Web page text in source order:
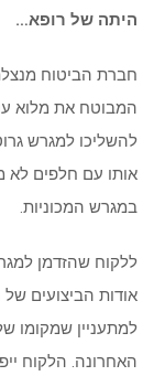
היתה של רופא…
חברת הביטוח
המבוטח את מלוא
להשליכו למגרש
אותו עם חלפים לא
במגרש המכוניות.
ללקוח שהזדמן
אודות הביצועים
למתעניין שמקומו
האחרונה. הלקוח